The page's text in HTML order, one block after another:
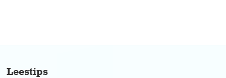
Leestips